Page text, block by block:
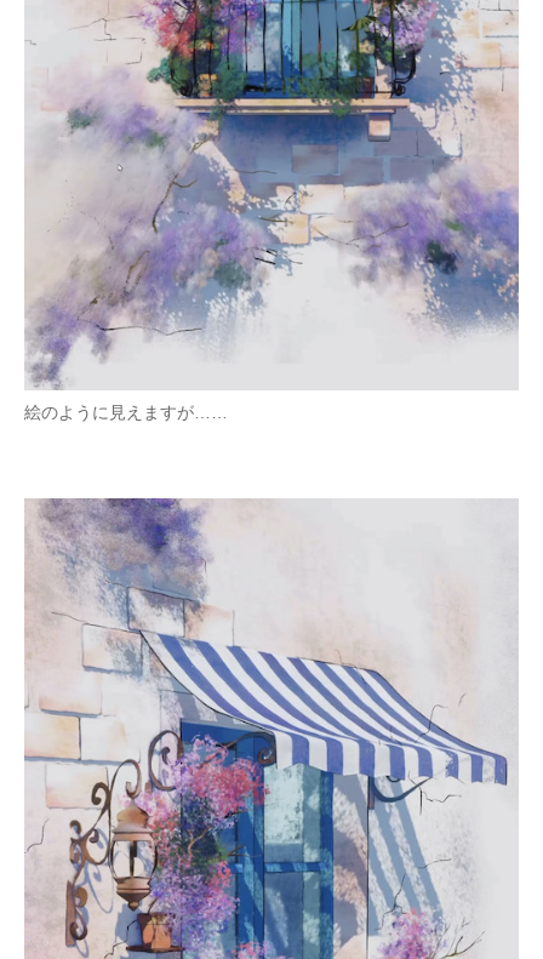
IT製品の技術・比較・事例
製造業のIT導入・活用を支援
モノづくり技術者専門サイト
エレクトロニクス専門サイト
電子設計の基本と応用
エネルギーの専門メディア
建設×テクノロジーの最前線
絵のように見えますが……